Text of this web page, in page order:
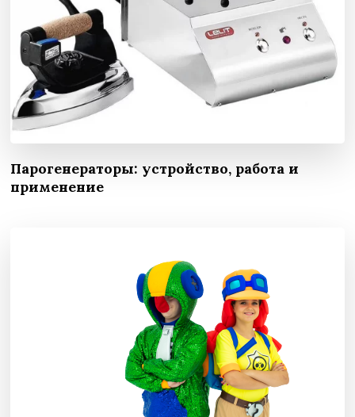
Парогенераторы: устройство, работа и
применение